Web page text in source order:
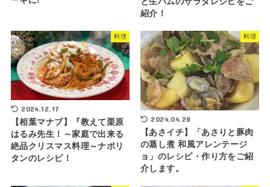
紹介！
料理
2024.12.17
【相葉マナブ】『教えて栗原
はるみ先生！～家庭で出来る
絶品クリスマス料理～ナポリ
タンのレシピ！
料理
2024.04.28
【あさイチ】「あさりと豚肉
の蒸し煮 和風アレンテージ
ョ」のレシピ・作り方をご紹
介します。